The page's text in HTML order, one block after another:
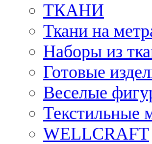
ТКАНИ
Ткани на
Наборы из
Готовые
Веселые
Текстильные
WELLCRAFT